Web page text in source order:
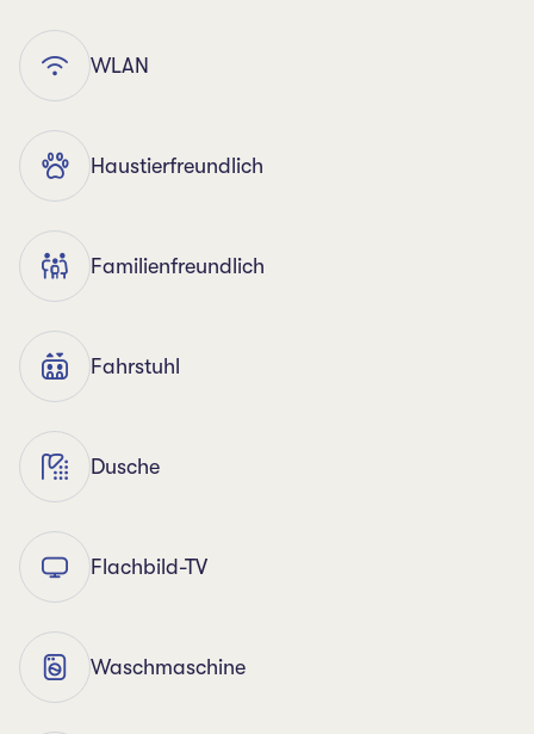
WLAN
Haustierfreundlich
Familienfreundlich
Fahrstuhl
Dusche
Flachbild-TV
Waschmaschine